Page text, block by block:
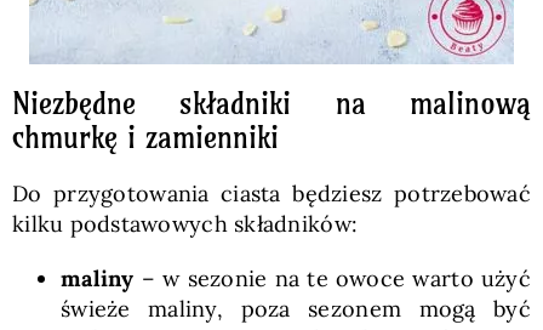
Niezbędne składniki na malinową
chmurkę i zamienniki
Do przygotowania ciasta będziesz potrzebować
kilku podstawowych składników:
maliny – w sezonie na te owoce warto użyć
świeże maliny, poza sezonem mogą być